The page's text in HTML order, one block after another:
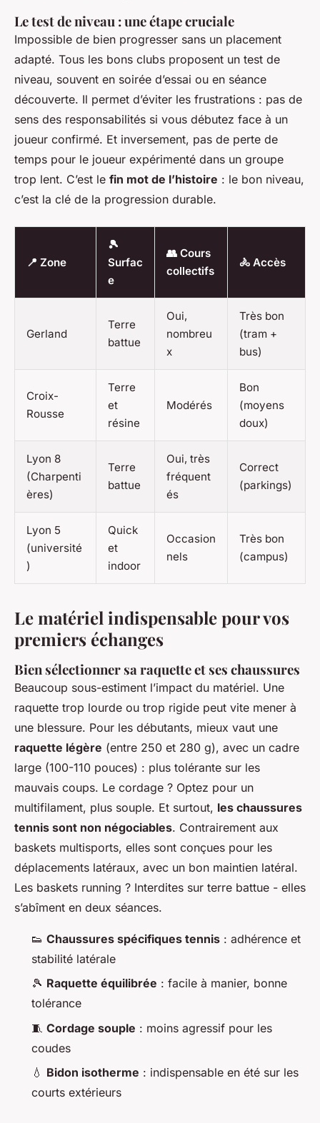
Le test de niveau : une étape cruciale
Impossible de bien progresser sans un placement
adapté. Tous les bons clubs proposent un test de
niveau, souvent en soirée d’essai ou en séance
découverte. Il permet d’éviter les frustrations : pas de
sens des responsabilités si vous débutez face à un
joueur confirmé. Et inversement, pas de perte de
temps pour le joueur expérimenté dans un groupe
trop lent. C’est le fin mot de l’histoire : le bon niveau,
c’est la clé de la progression durable.
📍 Zone
🎾
Surfac
e
👥 Cours
collectifs
🚴 Accès
Gerland
Terre
battue
Oui,
nombreu
x
Très bon
(tram +
bus)
Croix-
Rousse
Terre
et
résine
Modérés
Bon
(moyens
doux)
Lyon 8
(Charpenti
ères)
Terre
battue
Oui, très
fréquent
és
Correct
(parkings)
Lyon 5
(université
)
Quick
et
indoor
Occasion
nels
Très bon
(campus)
Le matériel indispensable pour vos
premiers échanges
Bien sélectionner sa raquette et ses chaussures
Beaucoup sous-estiment l’impact du matériel. Une
raquette trop lourde ou trop rigide peut vite mener à
une blessure. Pour les débutants, mieux vaut une
raquette légère (entre 250 et 280 g), avec un cadre
large (100-110 pouces) : plus tolérante sur les
mauvais coups. Le cordage ? Optez pour un
multifilament, plus souple. Et surtout, les chaussures
tennis sont non négociables. Contrairement aux
baskets multisports, elles sont conçues pour les
déplacements latéraux, avec un bon maintien latéral.
Les baskets running ? Interdites sur terre battue - elles
s’abîment en deux séances.
👟 Chaussures spécifiques tennis : adhérence et
stabilité latérale
🎾 Raquette équilibrée : facile à manier, bonne
tolérance
🧵 Cordage souple : moins agressif pour les
coudes
💧 Bidon isotherme : indispensable en été sur les
courts extérieurs